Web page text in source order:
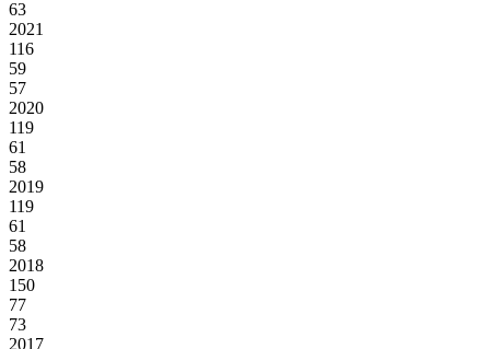
63
2021
116
59
57
2020
119
61
58
2019
119
61
58
2018
150
77
73
2017